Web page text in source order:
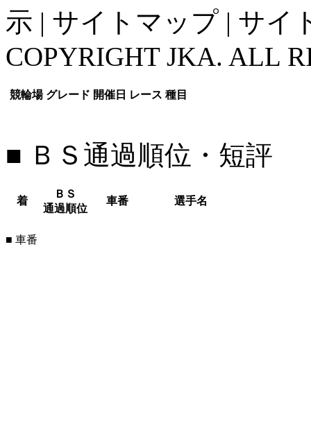
示 | サイトマップ | サイ
COPYRIGHT JKA. ALL
競輪場 グレード 開催日 レース 種目
■ ＢＳ通過順位・短評
着
ＢＳ
通過順位
車番 選手名
■ 車番